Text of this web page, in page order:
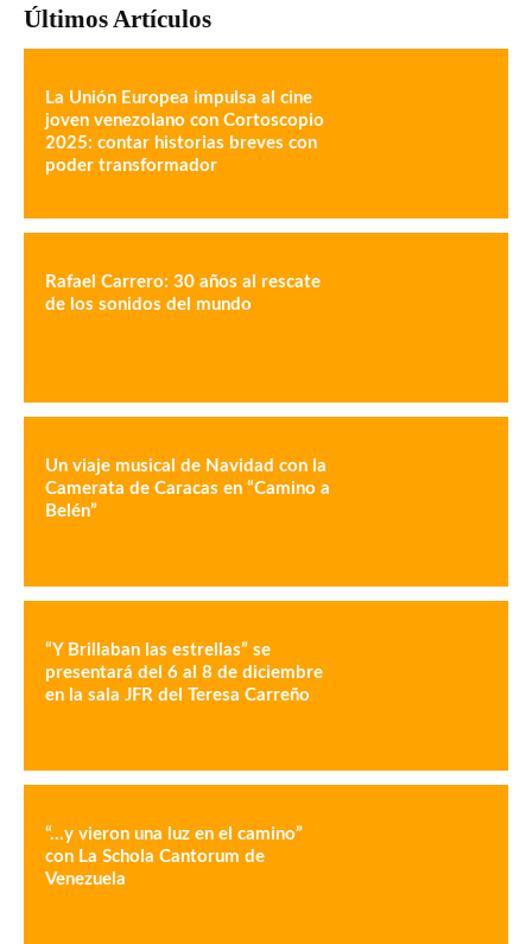
Últimos Artículos
La Unión Europea impulsa al cine
joven venezolano con Cortoscopio
2025: contar historias breves con
poder transformador
Rafael Carrero: 30 años al rescate
de los sonidos del mundo
Un viaje musical de Navidad con la
Camerata de Caracas en “Camino a
Belén”
“Y Brillaban las estrellas” se
presentará del 6 al 8 de diciembre
en la sala JFR del Teresa Carreño
“…y vieron una luz en el camino”
con La Schola Cantorum de
Venezuela